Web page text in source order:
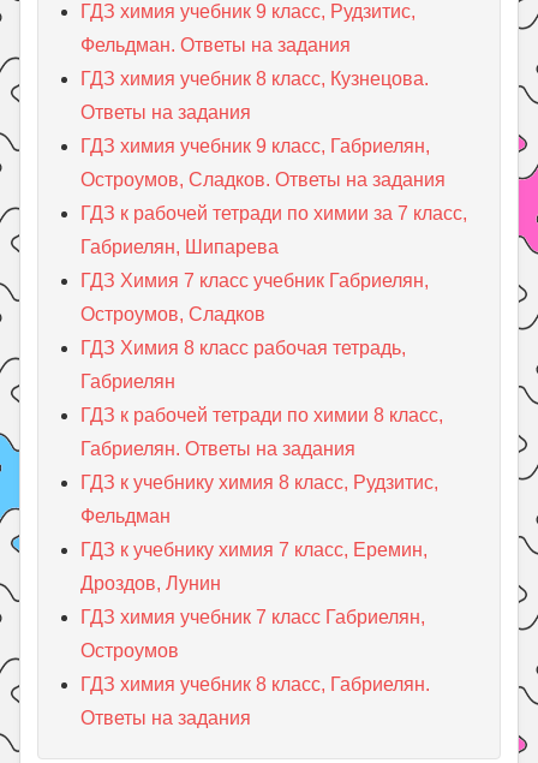
ГДЗ химия учебник 9 класс, Рудзитис,
Фельдман. Ответы на задания
ГДЗ химия учебник 8 класс, Кузнецова.
Ответы на задания
ГДЗ химия учебник 9 класс, Габриелян,
Остроумов, Сладков. Ответы на задания
ГДЗ к рабочей тетради по химии за 7 класс,
Габриелян, Шипарева
ГДЗ Химия 7 класс учебник Габриелян,
Остроумов, Сладков
ГДЗ Химия 8 класс рабочая тетрадь,
Габриелян
ГДЗ к рабочей тетради по химии 8 класс,
Габриелян. Ответы на задания
ГДЗ к учебнику химия 8 класс, Рудзитис,
Фельдман
ГДЗ к учебнику химия 7 класс, Еремин,
Дроздов, Лунин
ГДЗ химия учебник 7 класс Габриелян,
Остроумов
ГДЗ химия учебник 8 класс, Габриелян.
Ответы на задания